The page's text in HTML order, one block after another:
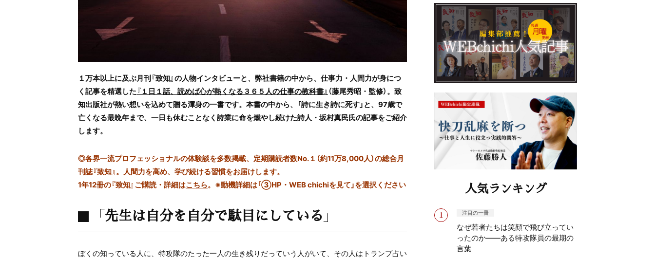
１万本以上に及ぶ月刊『致知』の人物インタビューと、弊社書籍の中から、仕事力・人間力が身につ
く記事を精選した『１日１話、読めば心が熱くなる３６５人の仕事の教科書』 （藤尾秀昭・監修）。致
知出版社が熱い想いを込めて贈る渾身の一書です。本書の中から、 「詩に生き詩に死す」と、 97歳で
亡くなる最晩年まで、 一日も休むことなく詩業に命を燃やし続けた詩人・坂村真民氏の記事をご紹介
します。
◎各界一流プロフェッショナルの体験談を多数掲載、定期購読者数No.１（約11万8,000人）の総合月
刊誌『致知』。人間力を高め、学び続ける習慣をお届けします。
1年12冊の『致知』ご購読・詳細はこちら。 ※動機詳細は「③HP・WEB chichiを見て」を選択ください
「先生は自分を自分で駄目にしている」
ぼくの知っている人に、 特攻隊のたった一人の生き残りだっていう人がいて、 その人はトランプ占い
人気ランキング
注目の一冊
なぜ若者たちは笑顔で飛び立ってい
ったのか——ある特攻隊員の最期の
言葉